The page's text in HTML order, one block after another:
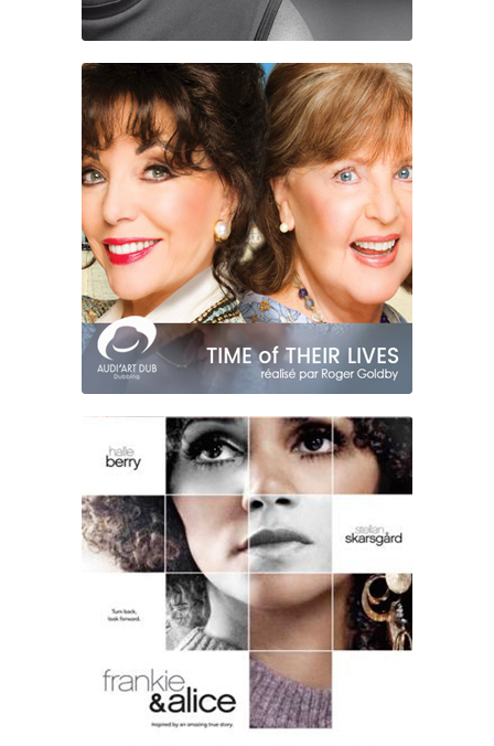
TIME OF THEIR LIVES
FRANCKIE & ALICE